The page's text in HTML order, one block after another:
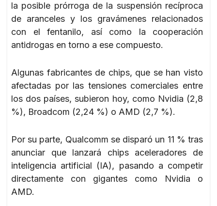
la posible prórroga de la suspensión recíproca
de aranceles y los gravámenes relacionados
con el fentanilo, así como la cooperación
antidrogas en torno a ese compuesto.
Algunas fabricantes de chips, que se han visto
afectadas por las tensiones comerciales entre
los dos países, subieron hoy, como Nvidia (2,8
%), Broadcom (2,24 %) o AMD (2,7 %).
Por su parte, Qualcomm se disparó un 11 % tras
anunciar que lanzará chips aceleradores de
inteligencia artificial (IA), pasando a competir
directamente con gigantes como Nvidia o
AMD.